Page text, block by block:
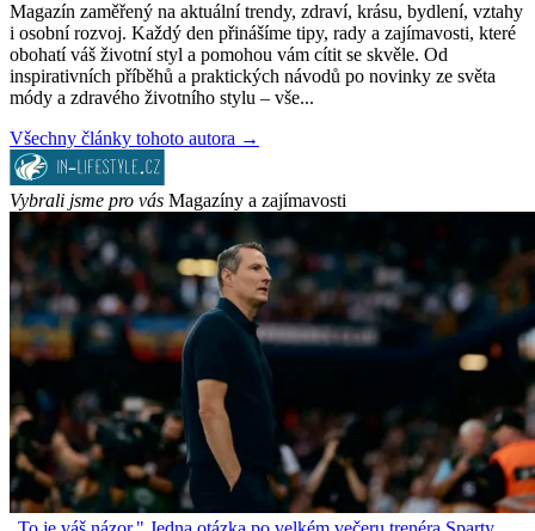
Magazín zaměřený na aktuální trendy, zdraví, krásu, bydlení, vztahy
i osobní rozvoj. Každý den přinášíme tipy, rady a zajímavosti, které
obohatí váš životní styl a pomohou vám cítit se skvěle. Od
inspirativních příběhů a praktických návodů po novinky ze světa
módy a zdravého životního stylu – vše...
Všechny články tohoto autora →
Vybrali jsme pro vás Magazíny a zajímavosti